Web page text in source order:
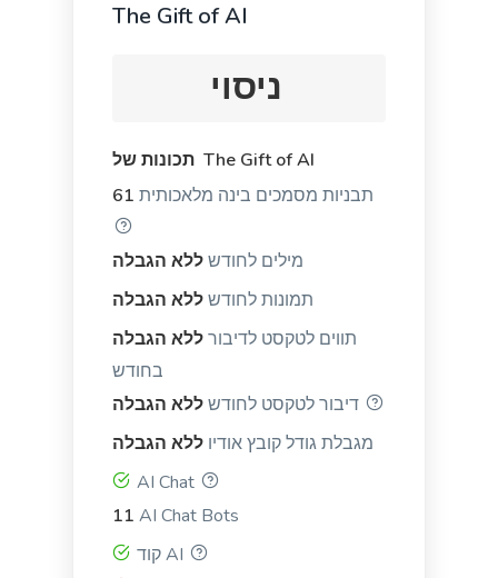
Short your content in a different voice and style to
appeal to different readers.
Quora Answers
Answers to Quora questions that will position you
as an authority.
Summarize for a 2nd grader
Translates difficult text into simpler concepts.
The Gift of AI
ניסוי
תכונות של The Gift of AI
61 תבניות מסמכים בינה מלאכותית
ללא הגבלהמילים לחודש
ללא הגבלהתמונות לחודש
ללא הגבלה
בחודש
ללא הגבלה
ללא הגבלה מגבלת גודל קובץ אודיו
AI Chat
11 AI Chat Bots
קוד AI